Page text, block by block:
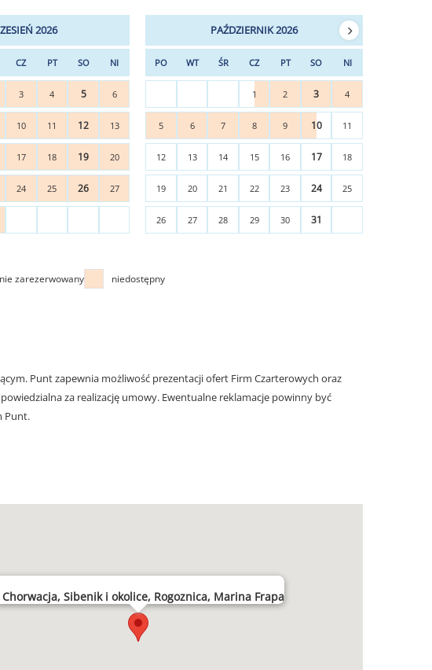
2026
CZ PT SO NI
3 4 5 6
10 11 12 13
17 18 19 20
24 25 26 27
PAŹDZIERNIK 2026
PO WT ŚR CZ PT SO NI
1 2 3 4
5 6 7 8 9 10 11
12 13 14 15 16 17 18
19 20 21 22 23 24 25
26 27 28 29 30 31
zarezerwowany niedostępny
Punt zapewnia możliwość prezentacji ofert Firm Czarterowych oraz
za realizację umowy. Ewentualne reklamacje powinny być
Punt.
Chorwacja, Sibenik i okolice, Rogoznica, Marina Frapa